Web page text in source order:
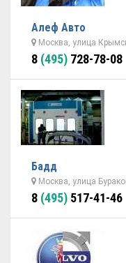
Алеф Авто
Москва, улица
8 (495) 728-78-08
Бадд
Москва, улица
8 (495) 517-41-46